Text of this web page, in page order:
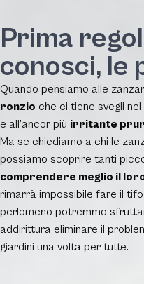
Prima
conosci, le
Quando pensiamo alle
ronzio che ci tiene svegli
e all’ancor più irritante
Ma se chiediamo a chi le
possiamo scoprire tanti
comprendere meglio il
rimarrà impossibile fare il
perlomeno potremmo
addirittura eliminare il
giardini una volta per tutte.